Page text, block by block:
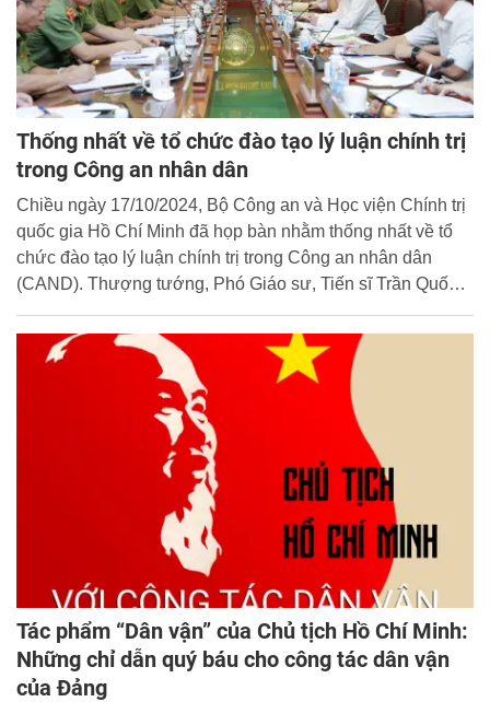
Thống nhất về tổ chức đào tạo lý luận chính trị
trong Công an nhân dân
Chiều ngày 17/10/2024, Bộ Công an và Học viện Chính trị
quốc gia Hồ Chí Minh đã họp bàn nhằm thống nhất về tổ
chức đào tạo lý luận chính trị trong Công an nhân dân
(CAND). Thượng tướng, Phó Giáo sư, Tiến sĩ Trần Quốc
an Trung ương, Thứ trưởng Bộ Công an; Phó Giáo sư,
Tiến sĩ Nguyễn Duy Bắc, Phó Bí thư Đảng ủy, Phó Giám
đốc Thường trực Học viện Chính trị quốc gia Hồ Chí Minh
đồng chủ trì cuộc họp.
Tác phẩm “Dân vận” của Chủ tịch Hồ Chí Minh:
Những chỉ dẫn quý báu cho công tác dân vận
của Đảng